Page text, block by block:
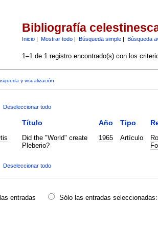
Bibliografía
Inicio| Mostrar todo| Búsqueda simple| Búsqueda
1–1 de 1 registro encontrado(s) con los
y visualización
Deseleccionar todo
Título Año Tipo
Did the "World" create
Pleberio?
1965 Artículo
Deseleccionar todo
entradas
Sólo las entradas seleccionadas: